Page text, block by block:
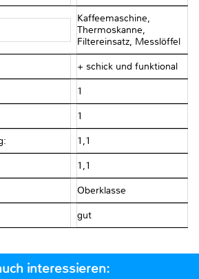
Kaffeemaschine,
Thermoskanne,
Filtereinsatz, Messlöffel
+ schick und funktional
1
1
1,1
1,1
Oberklasse
gut
interessieren: